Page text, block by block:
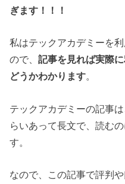
ぎます！！！
私はテックアカデミーを
ので、記事を見れば実際
どうかわかります。
テックアカデミーの記事
らいあって長文で、読む
す。
なので、この記事で評判